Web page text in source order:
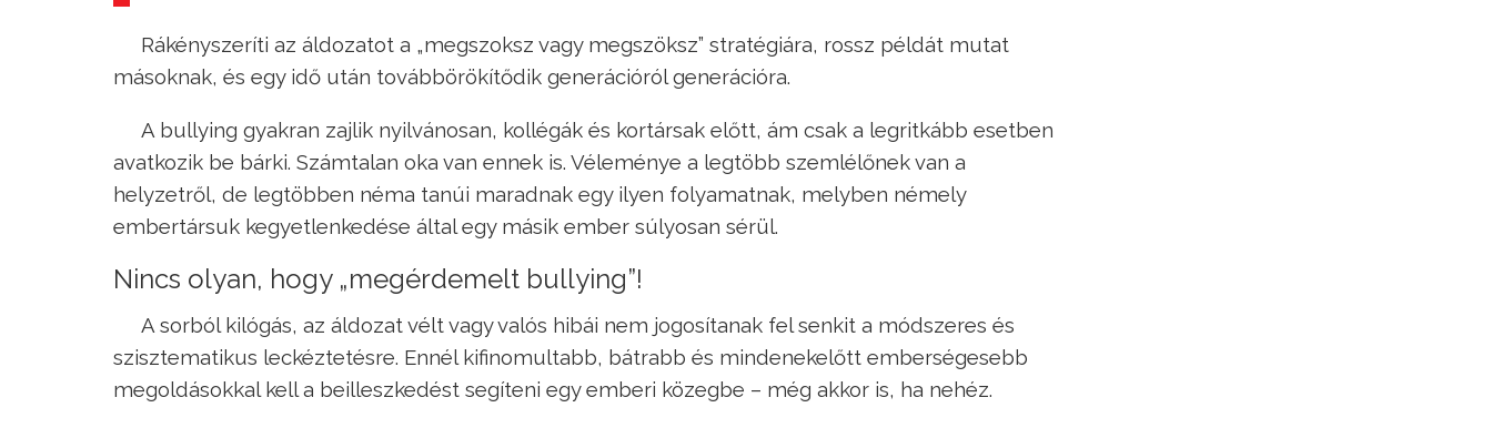
Rákényszeríti az áldozatot a „megszoksz vagy megszöksz” stratégiára, rossz példát mutat
másoknak, és egy idő után továbbörökítődik generációról generációra.
A bullying gyakran zajlik nyilvánosan, kollégák és kortársak előtt, ám csak a legritkább esetben
avatkozik be bárki. Számtalan oka van ennek is. Véleménye a legtöbb szemlélőnek van a
helyzetről, de legtöbben néma tanúi maradnak egy ilyen folyamatnak, melyben némely
embertársuk kegyetlenkedése által egy másik ember súlyosan sérül.
Nincs olyan, hogy „megérdemelt bullying”!
A sorból kilógás, az áldozat vélt vagy valós hibái nem jogosítanak fel senkit a módszeres és
szisztematikus leckéztetésre. Ennél kifinomultabb, bátrabb és mindenekelőtt emberségesebb
megoldásokkal kell a beilleszkedést segíteni egy emberi közegbe – még akkor is, ha nehéz.